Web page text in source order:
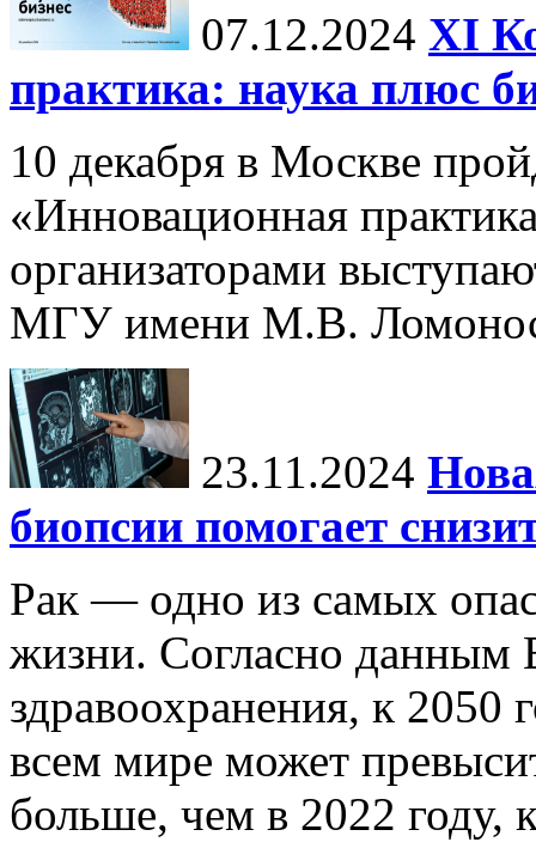
07.12.2024 ХI
практика: наука плюс
10 декабря в Москве
«Инновационная
организаторами
МГУ имени М.В.
23.11.2024
биопсии помогает
Рак — одно из самых
жизни. Согласно данным
здравоохранения, к 2050
всем мире может
больше, чем в 2022 году,